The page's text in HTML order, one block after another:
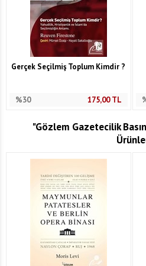
Gerçek Seçilmiş Toplum Kimdir ?
%30 175,00TL
"Gözlem Gazetecilik Basın